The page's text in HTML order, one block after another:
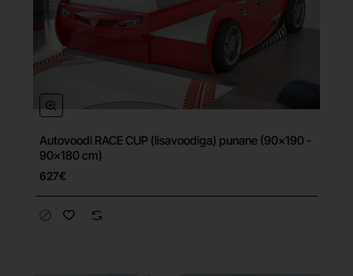
Tasuta tarne
Autovoodi RACE CUP (lisavoodiga) punane (90x190 -
90x180 cm)
627€